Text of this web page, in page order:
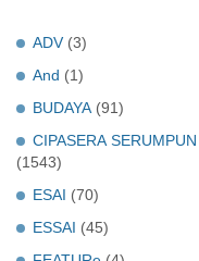
ADV (3)
And (1)
BUDAYA (91)
CIPASERA SERUMPUN
(1543)
ESAI (70)
ESSAI (45)